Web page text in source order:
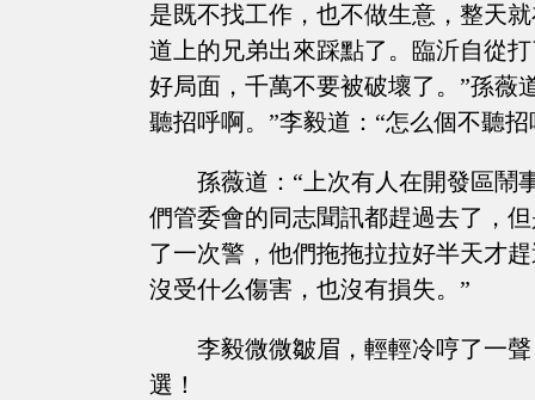
是既不找工作，也不做生意，整天
道上的兄弟出來踩點了。臨沂自從
好局面，千萬不要被破壞了。”孫薇
聽招呼啊。”李毅道：“怎么個不聽招
孫薇道：“上次有人在開發區鬧
們管委會的同志聞訊都趕過去了，
了一次警，他們拖拖拉拉好半天才
沒受什么傷害，也沒有損失。”
李毅微微皺眉，輕輕冷哼了一
選！